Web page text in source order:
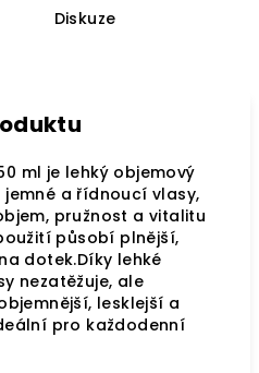
Diskuze
ml je lehký objemový
a řídnoucí vlasy,
pružnost a vitalitu
působí plnější,
dotek.Díky lehké
nezatěžuje, ale
lesklejší a
pro každodenní